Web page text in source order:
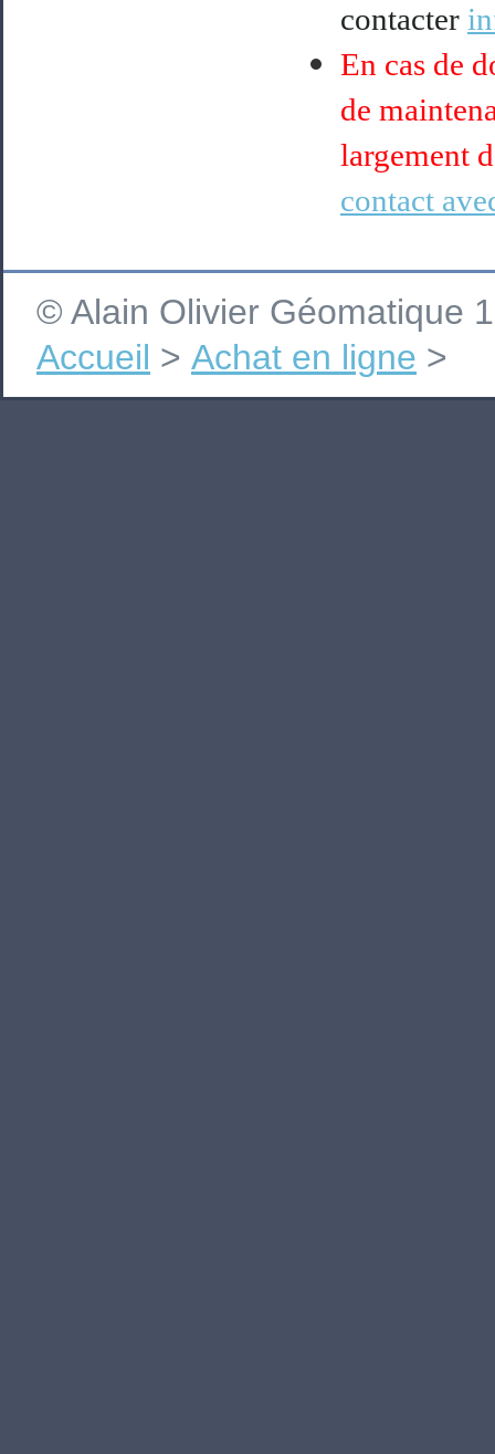
contacter
En cas de
de
largement
contact
© Alain Olivier Géomatique
Accueil > Achat en ligne >